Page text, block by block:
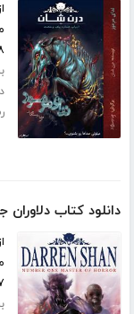
دانلود کتاب دلاوران